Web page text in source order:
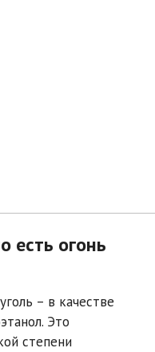
есть огонь
– в качестве
Это
степени